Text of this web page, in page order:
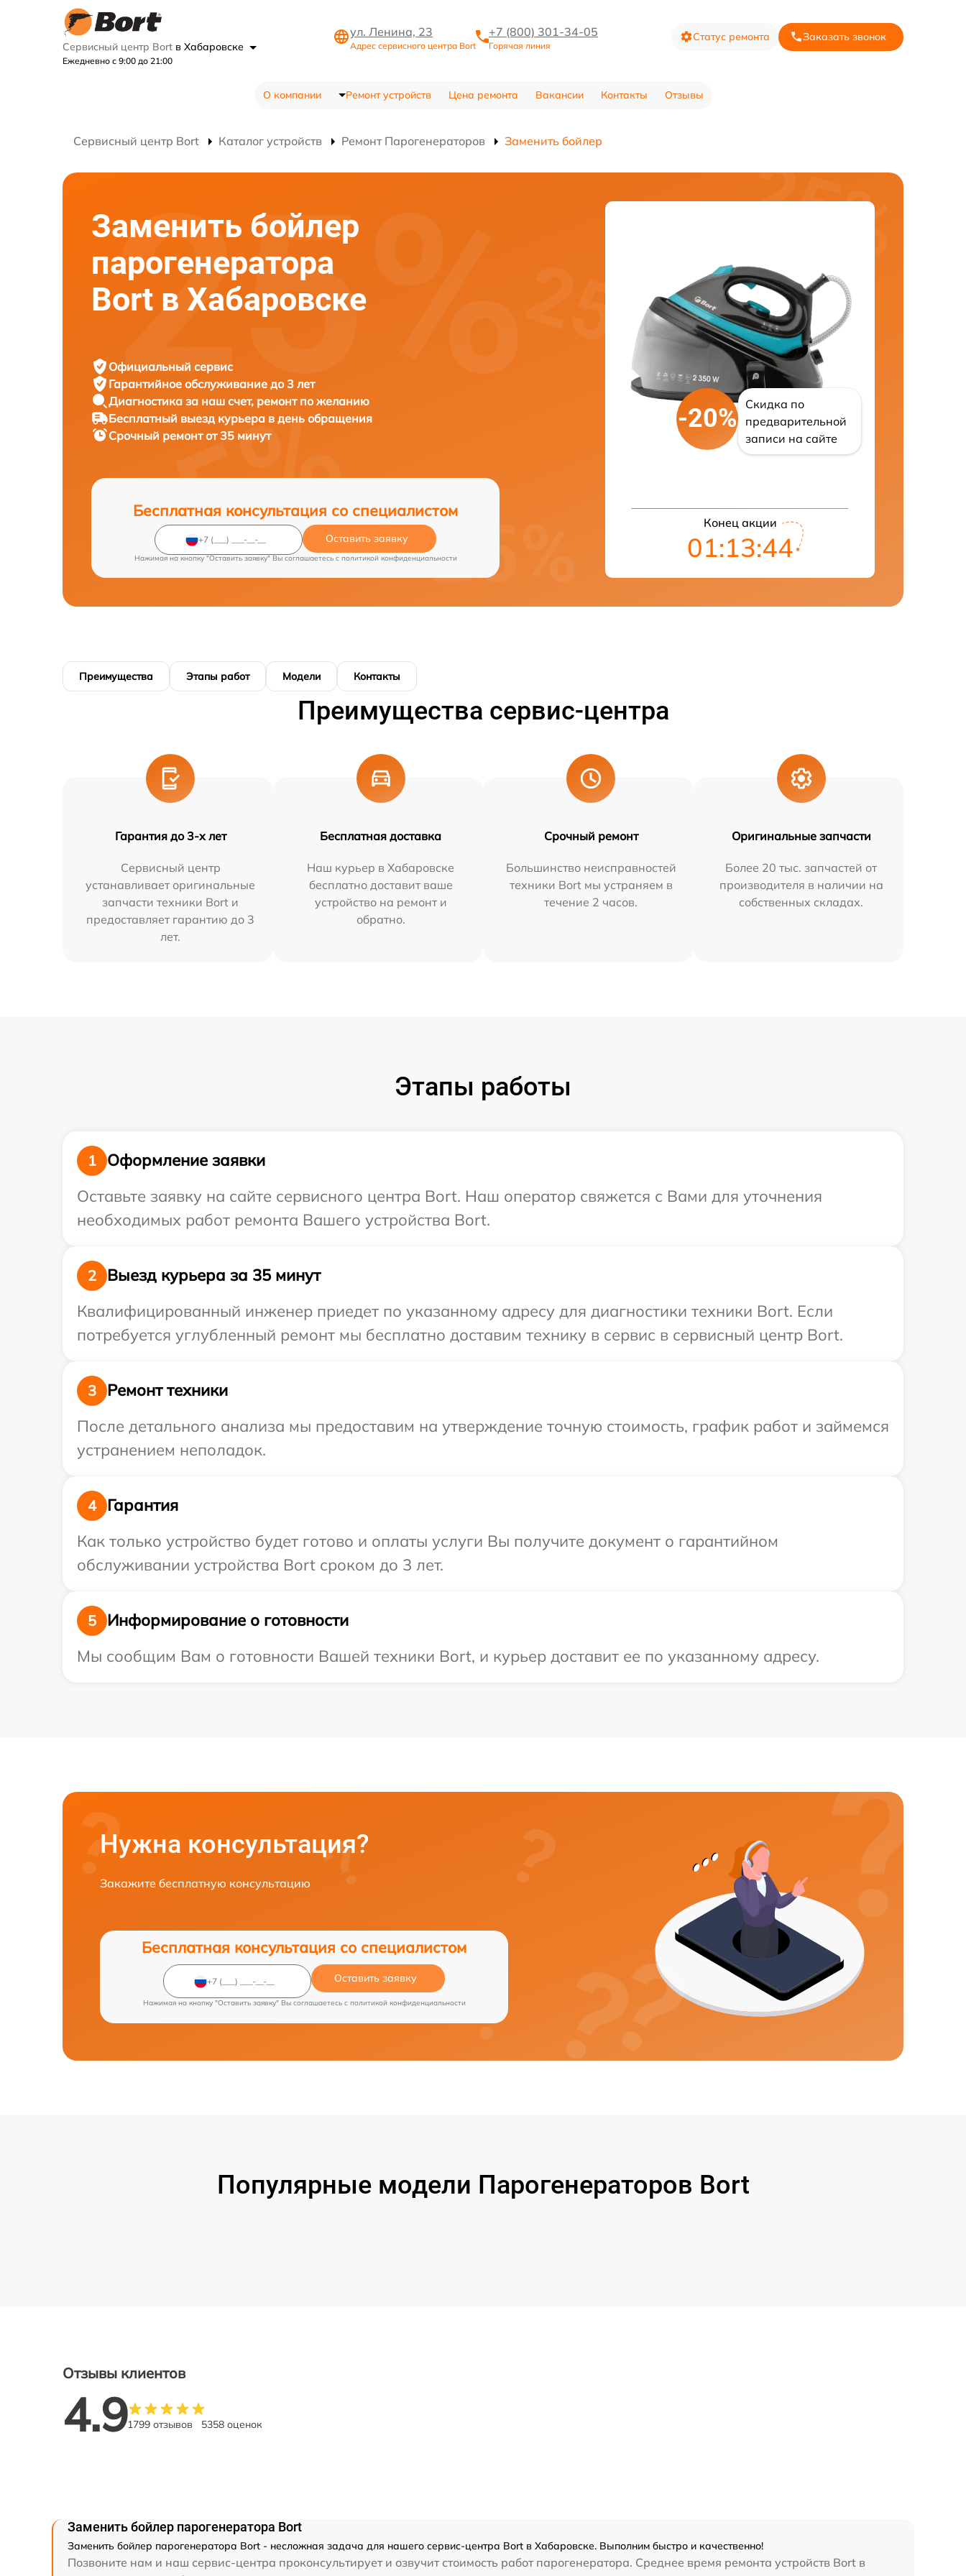
Сервисный центр Bort в Хабаровске
Ежедневно с 9:00 до 21:00
ул. Ленина, 23
Адрес сервисного центра Bort
+7 (800) 301-34-05
Горячая линия
Статус ремонта Заказать звонок
О компании Ремонт устройств Цена ремонта Вакансии Контакты Отзывы
Сервисный центр Bort Каталог устройств Ремонт Парогенераторов Заменить бойлер
Заменить бойлер
парогенератора
Bort в Хабаровске
Официальный сервис
Гарантийное обслуживание до 3 лет
Диагностика за наш счет, ремонт по желанию
Бесплатный выезд курьера в день обращения
Срочный ремонтот 35 минут
Бесплатная консультация со специалистом
Оставить заявку
Нажимая на кнопку "Оставить заявку" Вы соглашаетесь c политикой конфиденциальности
-20%
Скидка по
предварительной
записи на сайте
Конец акции
01:13:43
Преимущества Этапы работ Модели Контакты
Преимущества сервис-центра
Гарантия до 3-х лет
Сервисный центр
устанавливает оригинальные
запчасти техники Bort и
предоставляет гарантию до 3
лет.
Бесплатная доставка
Наш курьер в Хабаровске
бесплатно доставит ваше
устройство на ремонт и
обратно.
Срочный ремонт
Большинство неисправностей
техники Bort мы устраняем в
течение 2 часов.
Оригинальные запчасти
Более 20 тыс. запчастей от
производителя в наличии на
собственных складах.
Этапы работы
1
Оформление заявки
Оставьте заявку на сайте сервисного центра Bort. Наш оператор свяжется с Вами для уточнения
необходимых работ ремонта Вашего устройства Bort.
2
Выезд курьера за 35 минут
Квалифицированный инженер приедет по указанному адресу для диагностики техники Bort. Если
потребуется углубленный ремонт мы бесплатно доставим технику в сервис в сервисный центр Bort.
3
Ремонт техники
После детального анализа мы предоставим на утверждение точную стоимость, график работ и займемся
устранением неполадок.
4
Гарантия
Как только устройство будет готово и оплаты услуги Вы получите документ о гарантийном
обслуживании устройства Bort сроком до 3 лет.
5
Информирование о готовности
Мы сообщим Вам о готовности Вашей техники Bort, и курьер доставит ее по указанному адресу.
Нужна консультация?
Закажите бесплатную консультацию
Бесплатная консультация со специалистом
Оставить заявку
Нажимая на кнопку "Оставить заявку" Вы соглашаетесь c политикой конфиденциальности
Популярные модели Парогенераторов Bort
Отзывы клиентов
4.91799 отзывов 5358 оценок
Заменить бойлер парогенератора Bort
Заменить бойлер парогенератора Bort - несложная задача для нашего сервис-центра Bort в Хабаровске. Выполним быстро и качественно!
Позвоните нам и наш сервис-центра проконсультирует и озвучит стоимость работ парогенератора. Среднее время ремонта устройств Bort в